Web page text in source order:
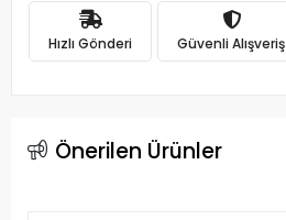
Hızlı Gönderi Güvenli Alışveriş
Önerilen Ürünler